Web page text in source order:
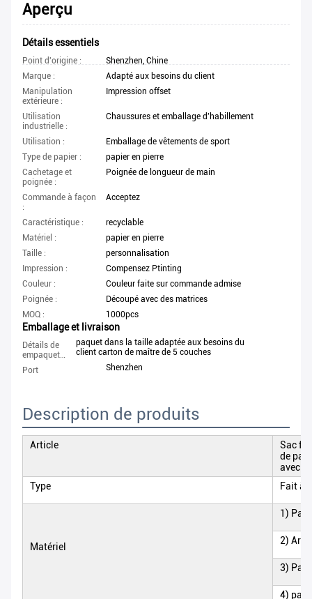
Aperçu
Détails essentiels
Point d'origine :
Shenzhen, Chine
Marque :
Adapté aux besoins du client
Manipulation
extérieure :
Impression offset
Utilisation
industrielle :
Chaussures et emballage d'habillement
Utilisation :
Emballage de vêtements de sport
Type de papier :
papier en pierre
Cachetage et
poignée :
Poignée de longueur de main
Commande à façon
:
Acceptez
Caractéristique :
recyclable
Matériel :
papier en pierre
Taille :
personnalisation
Impression :
Compensez Ptinting
Couleur :
Couleur faite sur commande admise
Poignée :
Découpé avec des matrices
MOQ :
1000pcs
Emballage et livraison
Détails de
empaquetage
paquet dans la taille adaptée aux besoins du
client carton de maître de 5 couches
Port
Shenzhen
Description de produits
Article
Sac
de
avec
Type
Fait à
Matériel
1)
2) Art
3)
4)